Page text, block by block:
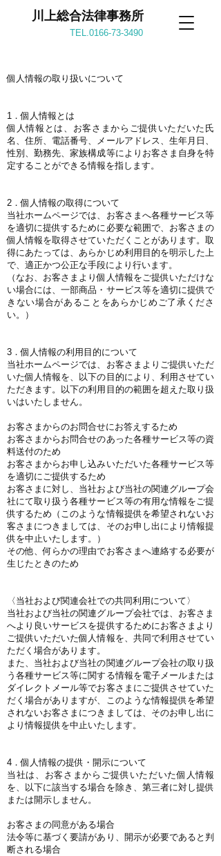
川上総合法律事務所
TEL.0166-73-3490
個人情報の取り扱いについて
1．個人情報とは
個人情報とは、お客さまからご提供いただいた氏
名、住所、電話番号、メールアドレス、生年月日、
性別、勤務先、家族構成等によりお客さま自身を特
定することができる情報を指します。
2．個人情報の取得について
当社ホームページでは、お客さまへ各種サービス等
を適切に提供するために必要な範囲で、お客さまの
個人情報を取得させていただくことがあります。取
得にあたっては、あらかじめ利用目的を明示した上
で、適正かつ公正な手段により行います。
（なお、お客さまより個人情報をご提供いただけな
い場合には、一部商品・サービス等を適切に提供で
きない場合があることをあらかじめご了承くださ
い。）
3．個人情報の利用目的について
当社ホームページでは、お客さまよりご提供いただ
いた個人情報を、以下の目的により、利用させてい
ただきます。以下の利用目的の範囲を超えた取り扱
いはいたしません。
お客さまからのお問合せにお答えするため
お客さまからお問合せのあった各種サービス等の資
料送付のため
お客さまからお申し込みいただいた各種サービス等
を適切にご提供するため
お客さまに対し、当社および当社の関連グループ会
社にて取り扱う各種サービス等の有用な情報をご提
供するため（このような情報提供を希望されないお
客さまにつきましては、そのお申し出により情報提
供を中止いたします。）
その他、何らかの理由でお客さまへ連絡する必要が
生じたときのため
〈当社および関連会社での共同利用について〉
当社および当社の関連グループ会社では、お客さま
へより良いサービスを提供するためにお客さまより
ご提供いただいた個人情報を、共同で利用させてい
ただく場合があります。
また、当社および当社の関連グループ会社の取り扱
う各種サービス等に関する情報を電子メールまたは
ダイレクトメール等でお客さまにご提供させていた
だく場合がありますが、このような情報提供を希望
されないお客さまにつきましては、そのお申し出に
より情報提供を中止いたします。
4．個人情報の提供・開示について
当社は、お客さまからご提供いただいた個人情報
を、以下に該当する場合を除き、第三者に対し提供
または開示しません。
お客さまの同意がある場合
法令等に基づく要請があり、開示が必要であると判
断される場合